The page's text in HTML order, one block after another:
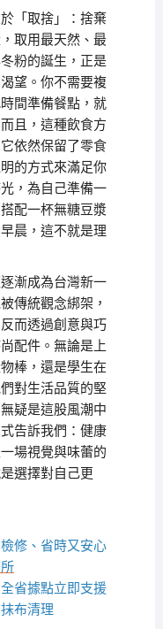
「取捨」：捨棄
取用最天然、最
粉的誕生，正是
望。你不需要複
間準備餐點，就
且，這種飲食方
依然保留了零食
的方式來滿足你
，為自己準備一
配一杯無糖豆漿
晨，這不就是理
漸成為台灣新一
傳統觀念綁架，
而透過創意與巧
配件。無論是上
棒，還是學生在
對生活品質的堅
疑是這股風潮中
告訴我們：健康
場視覺與味蕾的
選擇對自己更
修、省時又安心
省據點立即支援
布清理